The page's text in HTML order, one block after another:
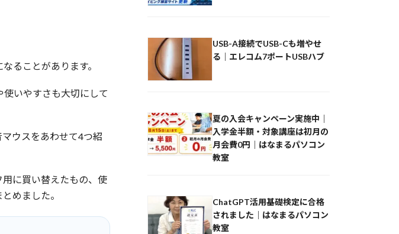
ることがあります。
いやすさも大切にして
ウスをあわせて4つ紹
に買い替えたもの、使
めました。
USB-A接続でUSB-Cも増やせ
る｜エレコム7ポートUSBハブ
夏の入会キャンペーン実施中｜
入学金半額・対象講座は初月の
月会費0円｜はなまるパソコン
教室
ChatGPT活用基礎検定に合格
されました｜はなまるパソコン
教室